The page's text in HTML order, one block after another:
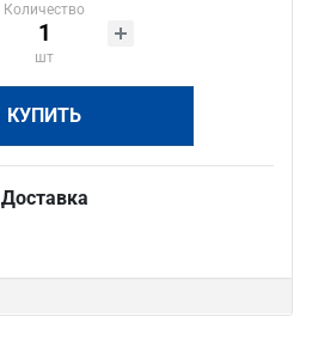
Количество
шт
КУПИТЬ
Доставка